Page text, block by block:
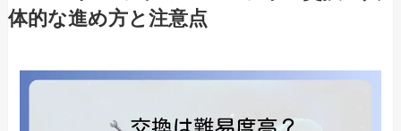
体的な進め方と注意点